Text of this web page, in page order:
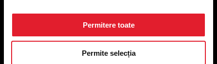
Permitere toate
Permite selecția
Restaurante
Adresă sediu: Bucureşti Sectorul 1, Calea Dorobanţilor, Nr.
CAMERA 5, Etaj 2